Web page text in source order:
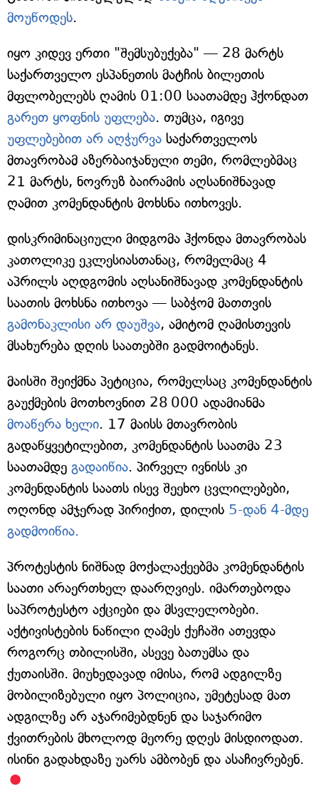
მოუწოდეს.
იყო კიდევ ერთი "შემსუბუქება" — 28 მარტს
საქართველო ესპანეთის მატჩის ბილეთის
მფლობელებს ღამის 01:00 საათამდე ჰქონდათ
გარეთ ყოფნის უფლება. თუმცა, იგივე
უფლებებით არ აღჭურვა საქართველოს
მთავრობამ აზერბაიჯანული თემი, რომლებმაც
21 მარტს, ნოვრუზ ბაირამის აღსანიშნავად
ღამით კომენდანტის მოხსნა ითხოვეს.
დისკრიმინაციული მიდგომა ჰქონდა მთავრობას
კათოლიკე ეკლესიასთანაც, რომელმაც 4
აპრილს აღდგომის აღსანიშნავად კომენდანტის
საათის მოხსნა ითხოვა — საბჭომ მათთვის
გამონაკლისი არ დაუშვა, ამიტომ ღამისთევის
მსახურება დღის საათებში გადმოიტანეს.
მაისში შეიქმნა პეტიცია, რომელსაც კომენდანტის
გაუქმების მოთხოვნით 28 000 ადამიანმა
მოაწერა ხელი. 17 მაისს მთავრობის
გადაწყვეტილებით, კომენდანტის საათმა 23
საათამდე გადაიწია. პირველ ივნისს კი
კომენდანტის საათს ისევ შეეხო ცვლილებები,
ოღონდ ამჯერად პირიქით, დილის 5-დან 4-მდე
გადმოიწია.
პროტესტის ნიშნად მოქალაქეებმა კომენდანტის
საათი არაერთხელ დაარღვიეს. იმართებოდა
საპროტესტო აქციები და მსვლელობები.
აქტივისტების ნაწილი ღამეს ქუჩაში ათევდა
როგორც თბილისში, ასევე ბათუმსა და
ქუთაისში. მიუხედავად იმისა, რომ ადგილზე
მობილიზებული იყო პოლიცია, უმეტესად მათ
ადგილზე არ აჯარიმებდნენ და საჯარიმო
ქვითრების მხოლოდ მეორე დღეს მისდიოდათ.
ისინი გადახდაზე უარს ამბობენ და ასაჩივრებენ.